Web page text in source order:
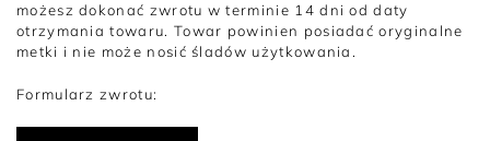
możesz dokonać zwrotu w terminie 14 dni od daty
otrzymania towaru. Towar powinien posiadać oryginalne
metki i nie może nosić śladów użytkowania.
Formularz zwrotu: